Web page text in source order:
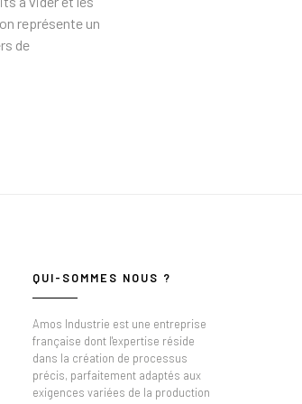
représente un
de
QUI-SOMMES NOUS ?
Amos Industrie est une entreprise
française dont l'expertise réside
dans la création de processus
précis, parfaitement adaptés aux
exigences variées de la production